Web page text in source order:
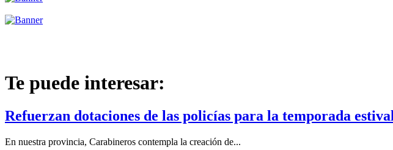
Te puede interesar:
Refuerzan dotaciones de las policías para la temporada
En nuestra provincia, Carabineros contempla la creación de...